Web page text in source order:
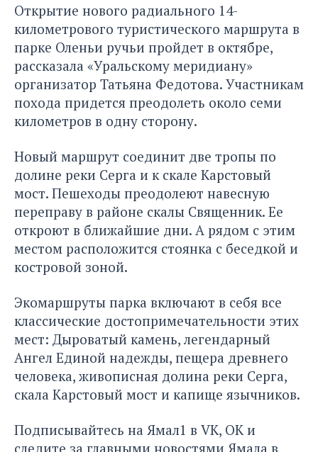
Открытие нового радиального 14-
километрового туристического маршрута в
парке Оленьи ручьи пройдет в октябре,
рассказала «Уральскому меридиану»
организатор Татьяна Федотова. Участникам
похода придется преодолеть около семи
километров в одну сторону.
Новый маршрут соединит две тропы по
долине реки Серга и к скале Карстовый
мост. Пешеходы преодолеют навесную
переправу в районе скалы Священник. Ее
откроют в ближайшие дни. А рядом с этим
местом расположится стоянка с беседкой и
костровой зоной.
Экомаршруты парка включают в себя все
классические достопримечательности этих
мест: Дыроватый камень, легендарный
Ангел Единой надежды, пещера древнего
человека, живописная долина реки Серга,
скала Карстовый мост и капище язычников.
Подписывайтесь на Ямал1 в VK, ОК и
следите за главными новостями Ямала в